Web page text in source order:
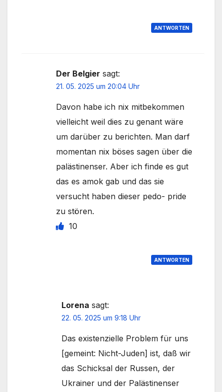
ANTWORTEN
Der Belgier sagt:
21. 05. 2025 um 20:04 Uhr
Davon habe ich nix mitbekommen
vielleicht weil dies zu genant wäre
um darüber zu berichten. Man darf
momentan nix böses sagen über die
palästinenser. Aber ich finde es gut
das es amok gab und das sie
versucht haben dieser pedo- pride
zu stören.
10
ANTWORTEN
Lorena sagt:
22. 05. 2025 um 9:18 Uhr
Das existenzielle Problem für uns
[gemeint: Nicht-Juden] ist, daß wir
das Schicksal der Russen, der
Ukrainer und der Palästinenser